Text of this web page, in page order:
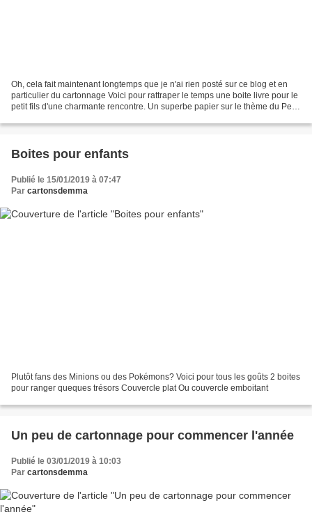
Oh, cela fait maintenant longtemps que je n'ai rien posté sur ce blog et en
particulier du cartonnage Voici pour rattraper le temps une boite livre pour le
petit fils d'une charmante rencontre. Un superbe papier sur le thème du Petit
Boites pour enfants
Publié le 15/01/2019 à 07:47
Par cartonsdemma
Plutôt fans des Minions ou des Pokémons? Voici pour tous les goûts 2 boites
pour ranger queques trésors Couvercle plat Ou couvercle emboitant
Un peu de cartonnage pour commencer l'année
Publié le 03/01/2019 à 10:03
Par cartonsdemma